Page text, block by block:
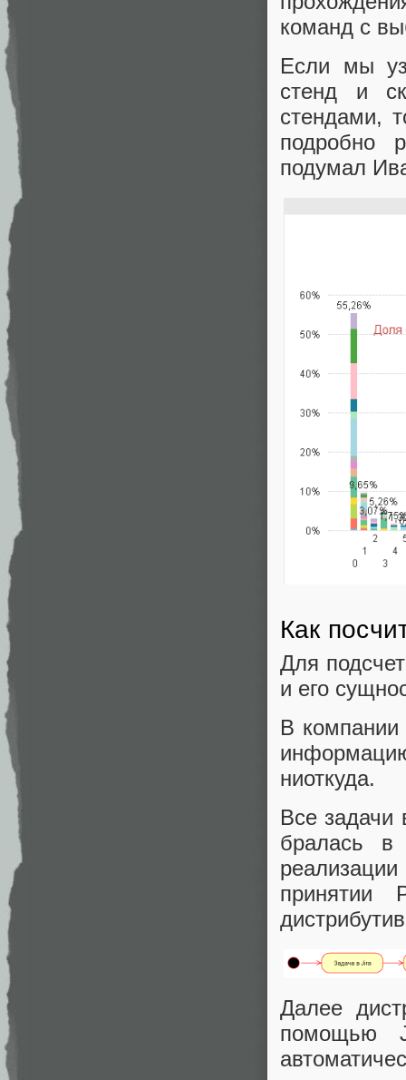
команд с
Если мы
стенд и
стендами,
подробно
подумал
Как
Для
и его
В компании
ниоткуда.
Все задачи
бралась в
принятии
Далее
помощью